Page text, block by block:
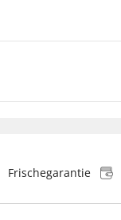
Frischegarantie